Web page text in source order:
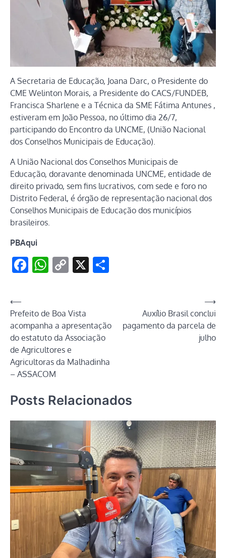
A Secretaria de Educação, Joana Darc, o Presidente do
CME Welinton Morais, a Presidente do CACS/FUNDEB,
Francisca Sharlene e a Técnica da SME Fátima Antunes ,
estiveram em João Pessoa, no último dia 26/7,
participando do Encontro da UNCME, (União Nacional
dos Conselhos Municipais de Educação).
A União Nacional dos Conselhos Municipais de
Educação, doravante denominada UNCME, entidade de
direito privado, sem fins lucrativos, com sede e foro no
Distrito Federal, é órgão de representação nacional dos
Conselhos Municipais de Educação dos municípios
brasileiros.
PBAqui
Facebook
WhatsApp
Copy
X
Navegação
de
Post
⟵
Prefeito de Boa Vista
acompanha a apresentação
do estatuto da Associação
de Agricultores e
Agricultoras da Malhadinha
– ASSACOM
Auxílio Brasil conclui
pagamento da parcela de
julho
⟶
Posts Relacionados